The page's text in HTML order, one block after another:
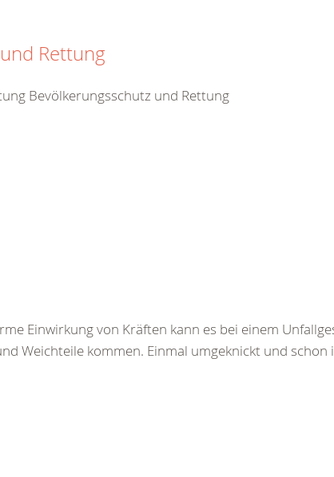
Rettung
Bevölkerungsschutz und Rettung
Einwirkung von Kräften kann es bei einem
Weichteile kommen. Einmal umgeknickt und schon